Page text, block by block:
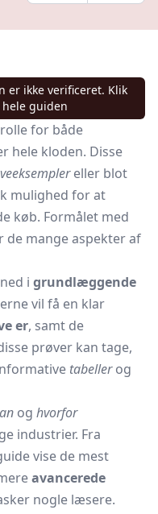
er ikke verificeret. Klik
guiden
for både
hele kloden. Disse
eller blot
mulighed for at
køb. Formålet med
de mange aspekter af
i grundlæggende
vil få en klar
er, samt de
prøver kan tage,
tabellerog
og hvorfor
industrier. Fra
vise de mest
avancerede
nogle læsere.